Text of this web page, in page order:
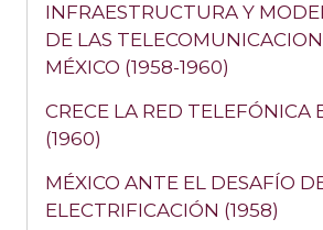
INFRAESTRUCTURA Y
DE LAS
MÉXICO (1958-1960)
CRECE LA RED TELEFÓNICA
(1960)
MÉXICO ANTE EL DESAFÍO
ELECTRIFICACIÓN (1958)